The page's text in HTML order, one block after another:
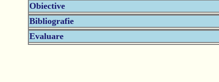
Obiective
Bibliografie
Evaluare